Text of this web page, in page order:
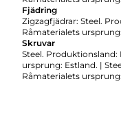
Fjädring
Zigzagfjädrar: Steel.
Råmaterialets
Skruvar
Steel. Produktionsland:
ursprung: Estland. |
Råmaterialets